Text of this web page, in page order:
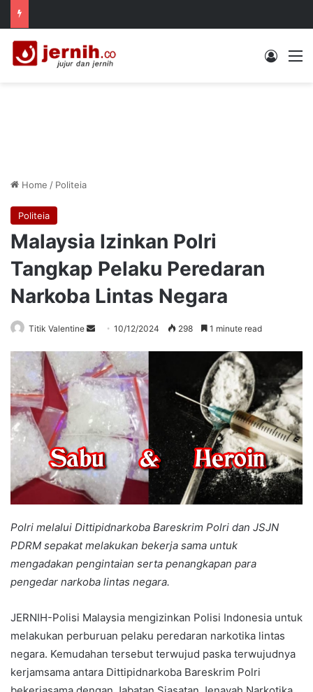
Log In
Home / Politeia
Politeia
Malaysia Izinkan Polri
Tangkap Pelaku Peredaran
Narkoba Lintas Negara
Titik Valentine
Send
email
10/12/2024 298 1 minute read
Polri melalui Dittipidnarkoba Bareskrim Polri dan JSJN
PDRM sepakat melakukan bekerja sama untuk
mengadakan pengintaian serta penangkapan para
pengedar narkoba lintas negara.
JERNIH-Polisi Malaysia mengizinkan Polisi Indonesia untuk
melakukan perburuan pelaku peredaran narkotika lintas
negara. Kemudahan tersebut terwujud paska terwujudnya
kerjamsama antara Dittipidnarkoba Bareskrim Polri